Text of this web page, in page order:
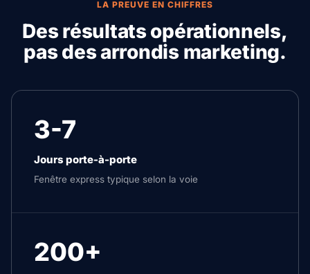
LA PREUVE EN CHIFFRES
Des résultats opérationnels,
pas des arrondis marketing.
3-7
Jours porte-à-porte
Fenêtre express typique selon la voie
200+